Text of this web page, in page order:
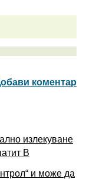
коментар
излекуване
B
и може да